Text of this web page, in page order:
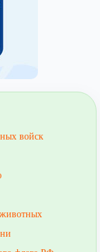
войск